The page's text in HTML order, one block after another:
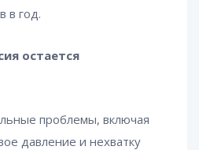
в год.
остается
проблемы, включая
давление и нехватку